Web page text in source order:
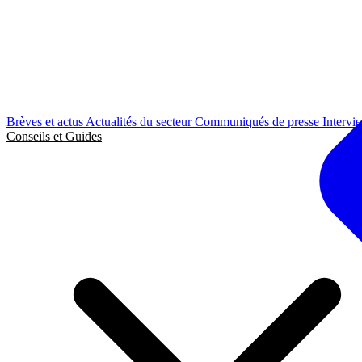
Brèves et actus Actualités du secteurCommuniqués de presse
Conseils et Guides